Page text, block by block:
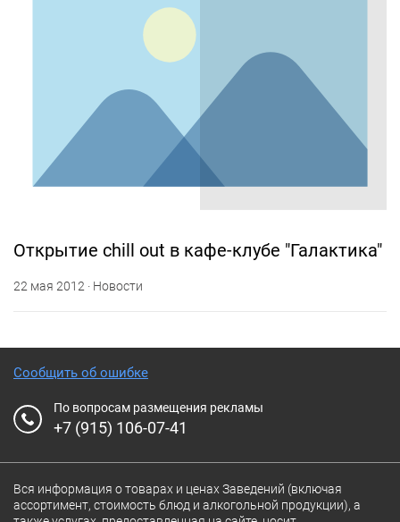
Открытие chill out в кафе-клубе "Галактика"
22 мая 2012 · Новости
Сообщить об ошибке
По вопросам размещения рекламы
+7 (915) 106-07-41
Вся информация о товарах и ценах Заведений (включая
ассортимент, стоимость блюд и алкогольной продукции), а